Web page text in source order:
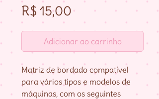
R$ 15,00Preço
Adicionar ao carrinho
Matriz de bordado compatível
para vários tipos e modelos de
máquinas, com os seguintes